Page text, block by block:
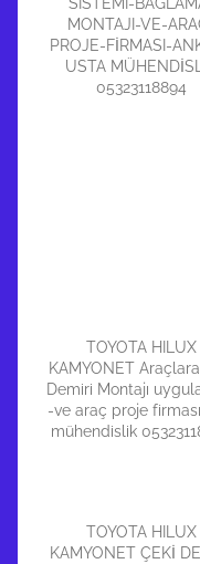
MONTAJI-VE-
PROJE-FİRMASI-
USTA
05323118894
TOYOTA HILUX
KAMYONET
Demiri Montajı
-ve araç proje
mühendislik
TOYOTA HILUX
KAMYONET ÇEKİ